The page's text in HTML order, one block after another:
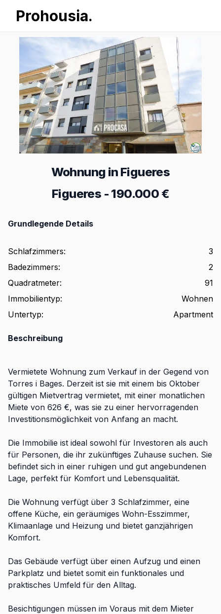
Prohousia.
Wohnung in Figueres
Figueres - 190.000 €
Grundlegende Details
Schlafzimmers:
3
Badezimmers:
2
Quadratmeter:
91
Immobilientyp:
Wohnen
Untertyp: Apartment
Beschreibung
Vermietete Wohnung zum Verkauf in der Gegend von
Torres i Bages. Derzeit ist sie mit einem bis Oktober
gültigen Mietvertrag vermietet, mit einer monatlichen
Miete von 626 €, was sie zu einer hervorragenden
Investitionsmöglichkeit von Anfang an macht.
Die Immobilie ist ideal sowohl für Investoren als auch
für Personen, die ihr zukünftiges Zuhause suchen. Sie
befindet sich in einer ruhigen und gut angebundenen
Lage, perfekt für Komfort und Lebensqualität.
Die Wohnung verfügt über 3 Schlafzimmer, eine
offene Küche, ein geräumiges Wohn-Esszimmer,
Klimaanlage und Heizung und bietet ganzjährigen
Komfort.
Das Gebäude verfügt über einen Aufzug und einen
Parkplatz und bietet somit ein funktionales und
praktisches Umfeld für den Alltag.
Besichtigungen müssen im Voraus mit dem Mieter